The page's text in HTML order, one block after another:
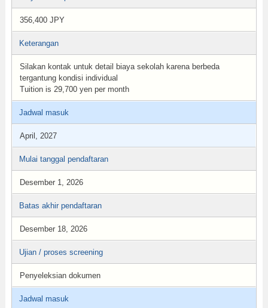
356,400 JPY
Keterangan
Silakan kontak untuk detail biaya sekolah karena berbeda
tergantung kondisi individual
Tuition is 29,700 yen per month
Jadwal masuk
April, 2027
Mulai tanggal pendaftaran
Desember 1, 2026
Batas akhir pendaftaran
Desember 18, 2026
Ujian / proses screening
Penyeleksian dokumen
Jadwal masuk